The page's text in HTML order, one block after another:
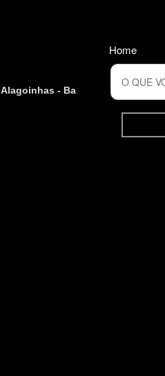
Alagoinhas - Ba
Home